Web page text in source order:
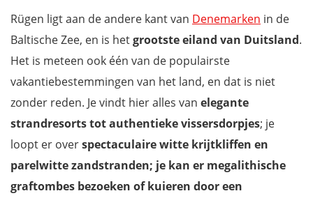
Rügen ligt aan de andere kant van Denemarken in de
Baltische Zee, en is hetgrootste eiland van Duitsland.
Het is meteen ook één van de populairste
vakantiebestemmingen van het land, en dat is niet
zonder reden. Je vindt hier alles van elegante
strandresorts tot authentieke vissersdorpjes; je
loopt er overspectaculaire witte krijtkliffen en
parelwitte zandstranden; je kan er megalithische
graftombes bezoeken of kuieren door een